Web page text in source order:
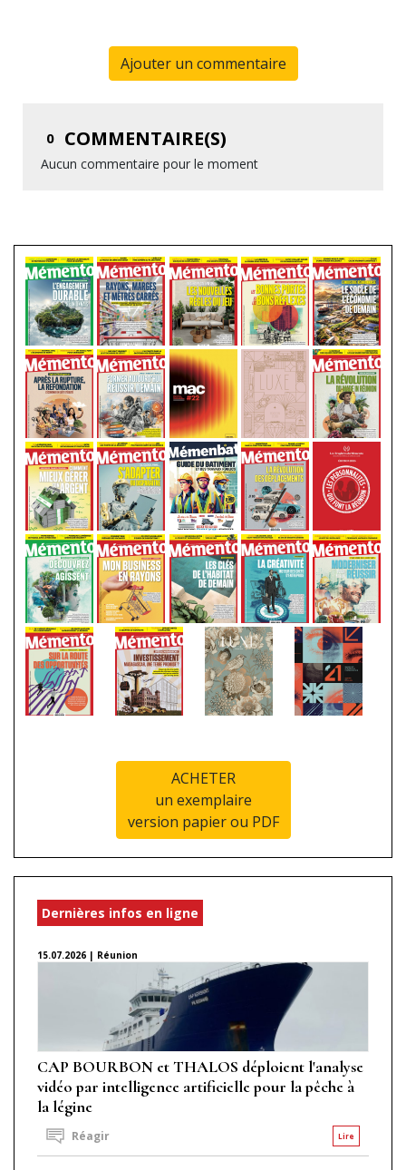
Ajouter un commentaire
0 COMMENTAIRE(S)
Aucun commentaire pour le moment
ACHETER
un exemplaire
version papier ou PDF
Dernières infos en ligne
15.07.2026 | Réunion
CAP BOURBON et THALOS déploient l'analyse
vidéo par intelligence artificielle pour la pêche à
la légine
Lire
Réagir